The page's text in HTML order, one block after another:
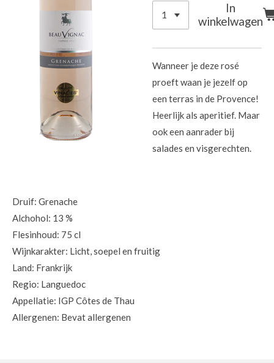
In
winkelwagen
Wanneer je deze rosé
proeft waan je jezelf op
een terras in de Provence!
Heerlijk als aperitief. Maar
ook een aanrader bij
salades en visgerechten.
Druif: Grenache
Alchohol: 13 %
Flesinhoud: 75 cl
Wijnkarakter: Licht, soepel en fruitig
Land: Frankrijk
Regio: Languedoc
Appellatie: IGP Côtes de Thau
Allergenen: Bevat allergenen